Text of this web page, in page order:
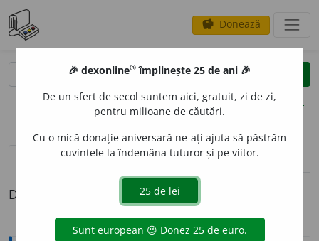
savings Donează
clear
opțiuni
definiții (1) pronunțievolume_up (50)
Definiția cu ID-ul 503157:
🎉 dexonline® împlinește 25 de ani 🎉
De un sfert de secol suntem aici, gratuit, zi de zi,
pentru milioane de căutări.
Cu o mică donație aniversară ne-ați ajuta să păstrăm
cuvintele la îndemâna tuturor și pe viitor.